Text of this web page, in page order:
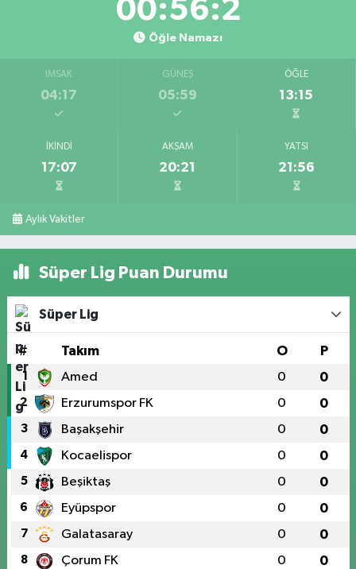
00:56:2
Öğle Namazı
İMSAK
04:17
GÜNEŞ
05:59
ÖĞLE
13:15
İKINDI
17:07
AKŞAM
20:21
YATSI
21:56
Aylık Vakitler
Süper Lig Puan Durumu
Süper Lig
# Takım O P
1 Amed 0 0
2 Erzurumspor FK 0 0
3 Başakşehir 0 0
4 Kocaelispor 0 0
5 Beşiktaş 0 0
6 Eyüpspor 0 0
7 Galatasaray 0 0
8 Çorum FK 0 0